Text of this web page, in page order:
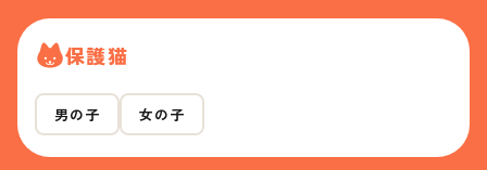
保護猫
男の子 女の子